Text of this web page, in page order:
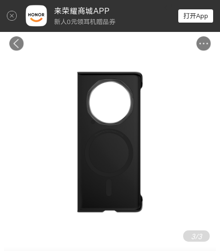
来荣耀商城APP
新人0元领耳机赠品券
打开App
3/3